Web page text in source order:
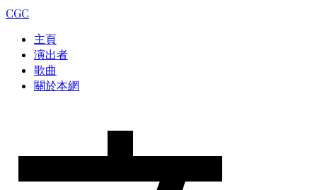
CGC
主頁
演出者
歌曲
關於本網